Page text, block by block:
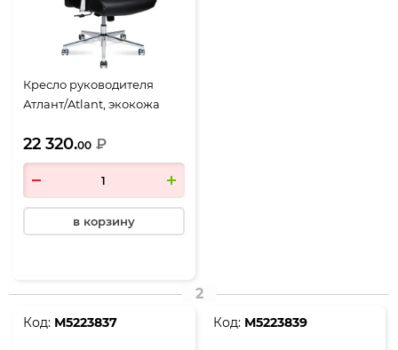
Кресло руководителя
Атлант/Atlant, экокожа
22 320.00 ₽
в корзину
2
Код: М5223837 Код: М5223839